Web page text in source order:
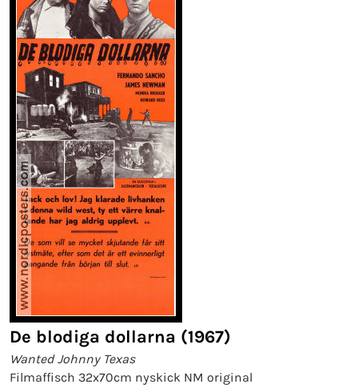
De blodiga dollarna (1967)
Wanted Johnny Texas
Filmaffisch 32x70cm nyskick NM original